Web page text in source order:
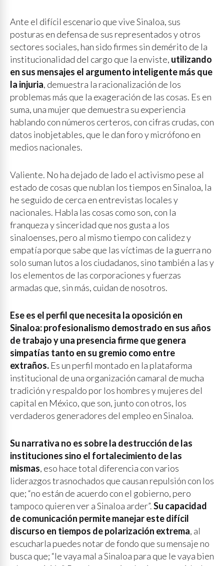
Ante el difícil escenario que vive Sinaloa, sus
posturas en defensa de sus representados y otros
sectores sociales, han sido firmes sin demérito de la
institucionalidad del cargo que la enviste, utilizando
en sus mensajes el argumento inteligente más que
la injuria, demuestra la racionalización de los
problemas más que la exageración de las cosas. Es en
suma, una mujer que demuestra su experiencia
hablando con números certeros, con cifras crudas, con
datos inobjetables, que le dan foro y micrófono en
medios nacionales.
Valiente. No ha dejado de lado el activismo pese al
estado de cosas que nublan los tiempos en Sinaloa, la
he seguido de cerca en entrevistas locales y
nacionales. Habla las cosas como son, con la
franqueza y sinceridad que nos gusta a los
sinaloenses, pero al mismo tiempo con calidez y
empatía porque sabe que las víctimas de la guerra no
solo suman lutos a los ciudadanos, sino también a las y
los elementos de las corporaciones y fuerzas
armadas que, sin más, cuidan de nosotros.
Ese es el perfil que necesita la oposición en
Sinaloa: profesionalismo demostrado en sus años
de trabajo y una presencia firme que genera
simpatías tanto en su gremio como entre
extraños. Es un perfil montado en la plataforma
institucional de una organización camaral de mucha
tradición y respaldo por los hombres y mujeres del
capital en México, que son, junto con otros, los
verdaderos generadores del empleo en Sinaloa.
Su narrativa no es sobre la destrucción de las
instituciones sino el fortalecimiento de las
mismas, eso hace total diferencia con varios
liderazgos trasnochados que causan repulsión con los
que; “no están de acuerdo con el gobierno, pero
tampoco quieren ver a Sinaloa arder”.Su capacidad
de comunicación permite manejar este difícil
discurso en tiempos de polarización extrema, al
escucharla puedes notar de fondo que su mensaje no
busca que; “le vaya mal a Sinaloa para que le vaya bien